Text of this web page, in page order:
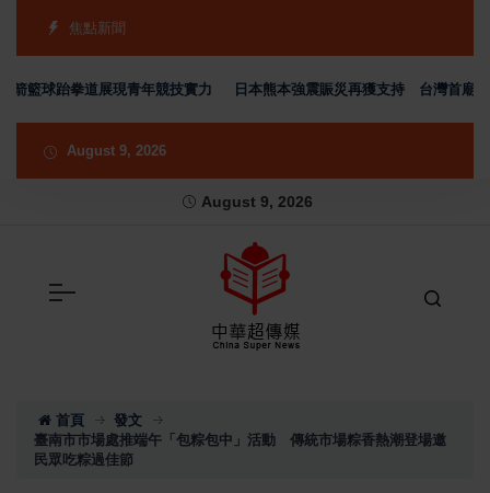
焦點新聞
球跆拳道展現青年競技實力 日本熊本強震賑災再獲支持 台灣首廟天壇
August 9, 2026
August 9, 2026
首頁
發文
臺南市市場處推端午「包粽包中」活動 傳統市場粽香熱潮登場邀
民眾吃粽過佳節